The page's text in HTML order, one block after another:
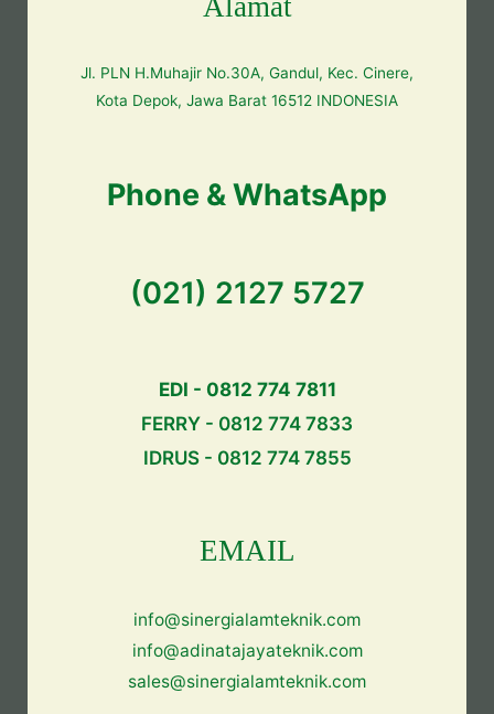
Jl. PLN H.Muhajir No.30A, Gandul, Kec. Cinere,
Kota Depok, Jawa Barat 16512 INDONESIA
Phone & WhatsApp
(021) 2127 5727
EDI - 0812 774 7811
FERRY - 0812 774 7833
IDRUS - 0812 774 7855
EMAIL
info@sinergialamteknik.com
info@adinatajayateknik.com
sales@sinergialamteknik.com